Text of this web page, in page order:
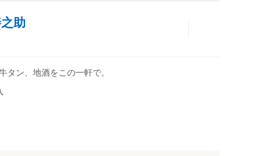
助
タン、地酒をこの一軒で。